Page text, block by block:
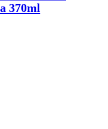
370ml